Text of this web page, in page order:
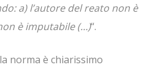
a) l’autore del reato non è
è imputabile (…)“.
norma è chiarissimo